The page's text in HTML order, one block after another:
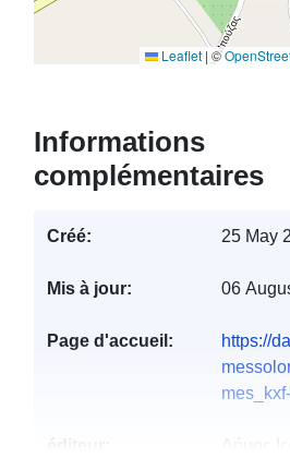
Leaflet | ©
Informations
complémentaires
Créé: 25 May
Mis à jour: 06
Page d'accueil:
https://
Δήμος